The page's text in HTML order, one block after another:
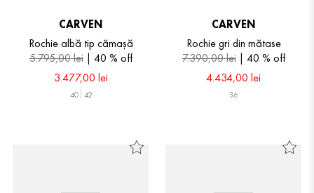
CARVEN
Rochie albă tip cămașă
5.795,00lei 40 % off
3.477,00 lei
40 42
CARVEN
Rochie gri din mătase
7.390,00lei 40 % off
4.434,00 lei
36